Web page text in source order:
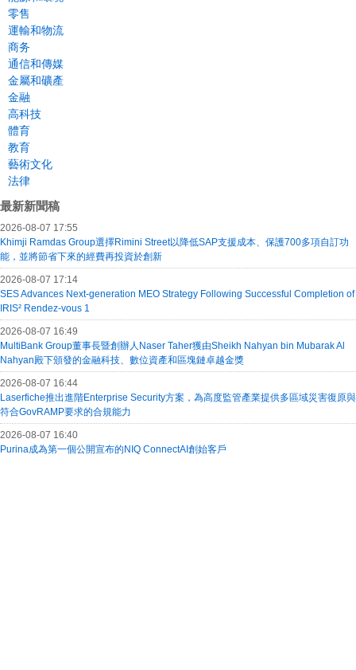
零售
運輸和物流
商务
通信和傳媒
金屬和礦產
金融
高科技
體育
教育
藝術文化
法律
最新新聞稿
2026-08-07 17:55
Khimji Ramdas Group選擇Rimini Street以降低SAP支援成本、保護700多項自訂功
能，並將節省下來的經費再投資於創新
2026-08-07 17:14
SES Advances Next-generation MEO Strategy Following Successful Completion of
IRIS² Rendez-vous 1
2026-08-07 16:49
MultiBank Group董事長暨創辦人Naser Taher獲由Sheikh Nahyan bin Mubarak Al
Nahyan殿下頒發的金融科技、數位資產和區塊鏈卓越金獎
2026-08-07 16:44
Laserfiche推出進階Enterprise Security方案，為高度監管產業提供多區域災害復原與
符合GovRAMP要求的合規能力
2026-08-07 16:40
Purina成為第一個公開宣布的NIQ ConnectAI創始客戶